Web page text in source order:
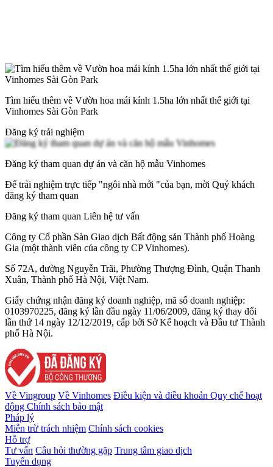
Tìm hiểu thêm về Vườn hoa mái kính 1.5ha lớn nhất thế giới tại
Vinhomes Sài Gòn Park
Đăng ký trải nghiệm
Đăng ký tham quan dự án và căn hộ mẫu Vinhomes
Để trải nghiệm trực tiếp "ngôi nhà mới "của bạn, mời Quý khách
đăng ký tham quan
Đăng ký tham quan Liên hệ tư vấn
Công ty Cổ phần Sàn Giao dịch Bất động sản Thành phố Hoàng
Gia (một thành viên của công ty CP Vinhomes).
Số 72A, đường Nguyễn Trãi, Phường Thượng Đình, Quận Thanh
Xuân, Thành phố Hà Nội, Việt Nam.
Giấy chứng nhận đăng ký doanh nghiệp, mã số doanh nghiệp:
0103970225, đăng ký lần đầu ngày 11/06/2009, đăng ký thay đổi
lần thứ 14 ngày 12/12/2019, cấp bởi Sở Kế hoạch và Đầu tư Thành
phố Hà Nội.
Về Vingroup Về Vinhomes Điều kiện và điều khoản Quy chế hoạt
động Chính sách bảo mật
Pháp lý
Miễn trừ trách nhiệm Chính sách cookies
Hỗ trợ
Tư vấn Câu hỏi thường gặp Trung tâm giao dịch
Tuyển dụng